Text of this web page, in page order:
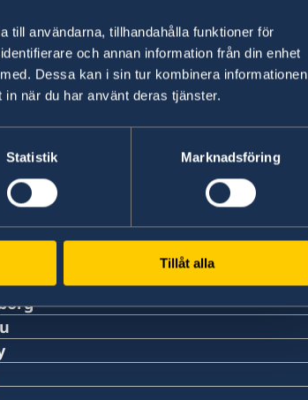
till användarna, tillhandahålla funktioner för
och annan information från din enhet
Dessa kan i sin tur kombinera informationen
när du har använt deras tjänster.
Statistik Marknadsföring
Tillåt alla
stängt från 23 mars
konsulat
144
405 8227